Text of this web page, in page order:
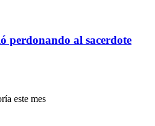
perdonando al sacerdote
este mes